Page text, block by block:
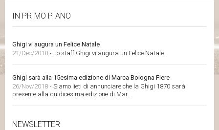
IN PRIMO PIANO
Ghigi vi augura un Felice Natale
21/Dec/2018 - Lo staff Ghigi vi augura un Felice Natale.
Ghigi sarà alla 15esima edizione di Marca Bologna Fiere
26/Nov/2018 - Siamo lieti di annunciare che la Ghigi 1870 sarà
presente alla quidicesima edizione di Mar...
NEWSLETTER